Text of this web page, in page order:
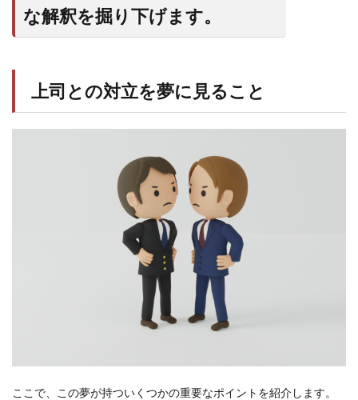
な解釈を掘り下げます。
上司との対立を夢に見ること
ここで、この夢が持ついくつかの重要なポイントを紹介します。